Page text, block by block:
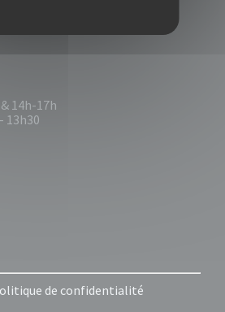
14h-17h
13h30
de confidentialité